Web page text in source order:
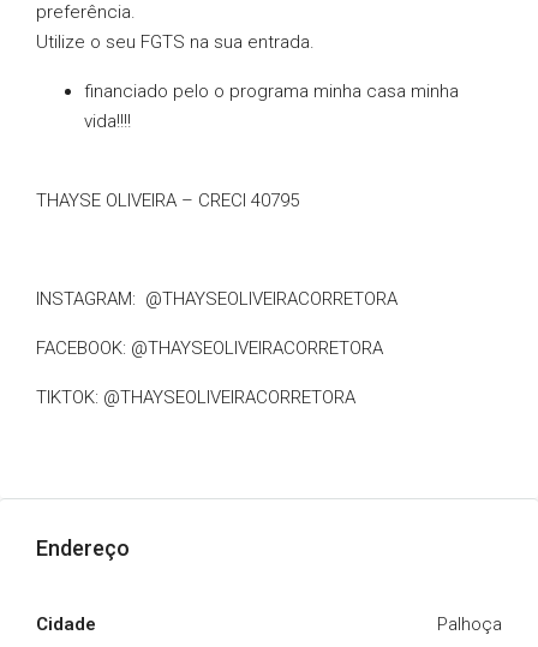
preferência.
Utilize o seu FGTS na sua entrada.
financiado pelo o programa minha casa minha
vida!!!!
THAYSE OLIVEIRA – CRECI 40795
INSTAGRAM: @THAYSEOLIVEIRACORRETORA
FACEBOOK: @THAYSEOLIVEIRACORRETORA
TIKTOK: @THAYSEOLIVEIRACORRETORA
Endereço
Cidade Palhoça